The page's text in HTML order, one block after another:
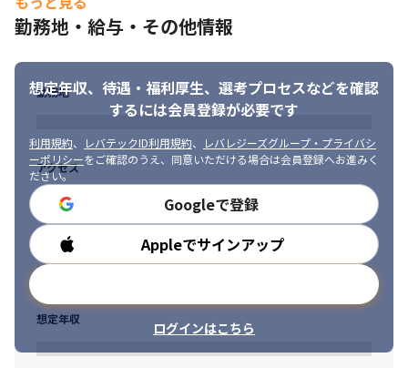
・移行における技術的な課題が生じた際に、必要に応じてクライ
アントと議論し、実現可能な解決策を導き出す力があること
行い、発生した障害について原因調査・対応などを行えること
◆望ましい経験・スキル
・COBOL/Java開発経験3年以上・メインフレーム開発・運用・保
守経験
・システム開発における、要件定義や設計経験
・メインフレーム言語を用いた開発経験
・オープン系開発言語を用いたシステム開発経験
【AMOインフラエンジニア】
◆応募要件
・メインフレーム（ホスト）およびオープン系の技術要素を理解
し、最適な移行ソリューションを設計・開発できる技術力がある
こと
・技術的な課題が生じた際に、必要に応じてクライアントと議論
し、実現可能な解決策を導き出す力があること
勤務地・給与・その他情報
想定年収、待遇・福利厚生、 選考プロセスなどを確認
するには会員登録が必要です
利用規約、 レバテックID利用規約、
レバレジーズグループ・プライバシ
ーポリシーをご確認のうえ、同意いただける場合は会員登録へお進みく
ださい。
Googleで登録
Appleでサインアップ
ログインはこちら
勤務地
アクセス
勤務時間
想定年収